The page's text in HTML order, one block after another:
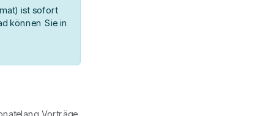
ist sofort
können Sie in
Vorträge,